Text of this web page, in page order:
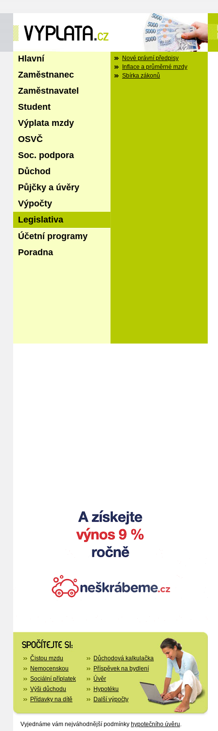
Hlavní
Zaměstnanec
Zaměstnavatel
Student
Výplata mzdy
OSVČ
Soc. podpora
Důchod
Půjčky a úvěry
Výpočty
Legislativa
Účetní programy
Poradna
Nové právní předpisy
Inflace a průměrné mzdy
Sbírka zákonů
Čistou mzdu
Nemocenskou
Sociální příplatek
Výši důchodu
Přídavky na dítě
Důchodová kalkulačka
Příspěvek na bydlení
Úvěr
Hypotéku
Další výpočty
Vyjednáme vám nejváhodnější podmínky hypotečního úvěru.